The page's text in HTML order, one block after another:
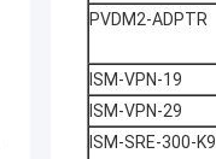
PVDM2-ADPTR
ISM-VPN-19
ISM-VPN-29
ISM-SRE-300-K9